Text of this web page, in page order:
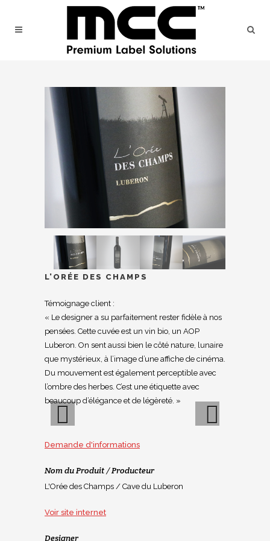
Previous
L’ORÉE DES CHAMPS
Témoignage client :
« Le designer a su parfaitement rester fidèle à nos
pensées. Cette cuvée est un vin bio, un AOP
Luberon. On sent aussi bien le côté nature, lunaire
que mystérieux, à l’image d’une affiche de cinéma.
Du mouvement est également perceptible avec
l’ombre des herbes. C’est une étiquette avec
beaucoup d’élégance et de légèreté. »
Demande d'informations
Nom du Produit / Producteur
L'Orée des Champs / Cave du Luberon
Voir site internet
Designer